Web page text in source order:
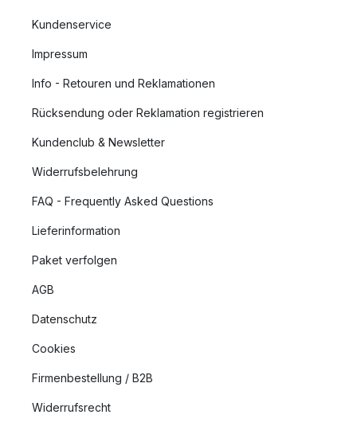
Kundenservice
Impressum
Info - Retouren und Reklamationen
Rücksendung oder Reklamation registrieren
Kundenclub & Newsletter
Widerrufsbelehrung
FAQ - Frequently Asked Questions
Lieferinformation
Paket verfolgen
AGB
Datenschutz
Cookies
Firmenbestellung / B2B
Widerrufsrecht